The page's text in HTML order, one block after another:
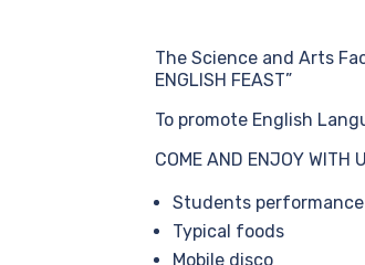
The Science and Arts
ENGLISH FEAST”
To promote English
COME AND ENJOY WITH
Students performance
Typical foods
Mobile disco